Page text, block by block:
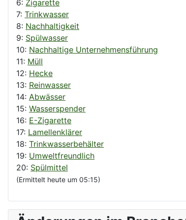
6: Zigarette
7: Trinkwasser
8: Nachhaltigkeit
9: Spülwasser
10: Nachhaltige Unternehmensführung
11: Müll
12: Hecke
13: Reinwasser
14: Abwässer
15: Wasserspender
16: E-Zigarette
17: Lamellenklärer
18: Trinkwasserbehälter
19: Umweltfreundlich
20: Spülmittel
(Ermittelt heute um 05:15)